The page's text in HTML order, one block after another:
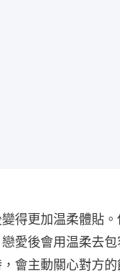
得更加温柔體貼
愛後會用温柔去包
會主動關心對方